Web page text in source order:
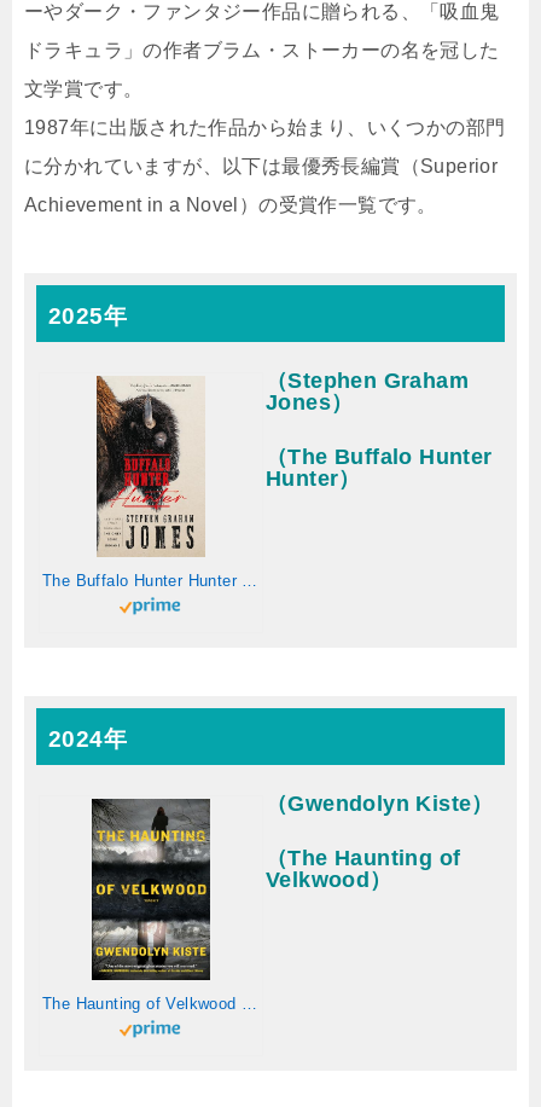
ーやダーク・ファンタジー作品に贈られる、「吸血鬼
ドラキュラ」の作者ブラム・ストーカーの名を冠した
文学賞です。
1987年に出版された作品から始まり、いくつかの部門
に分かれていますが、以下は最優秀長編賞（Superior
Achievement in a Novel）の受賞作一覧です。
2025年
The Buffalo Hunter Hunter (English Edition)
（Stephen Graham
Jones）
（The Buffalo Hunter
Hunter）
2024年
The Haunting of Velkwood (English Edition)
（Gwendolyn Kiste）
（The Haunting of
Velkwood）